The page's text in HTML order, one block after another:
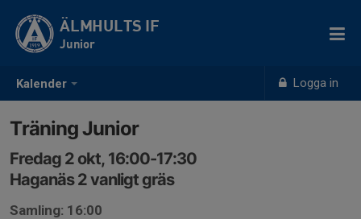
Kalender Logga in
ÄLMHULTS IF
Junior
Träning Junior
Fredag 2 okt, 16:00-17:30
Haganäs 2 vanligt gräs
Samling: 16:00